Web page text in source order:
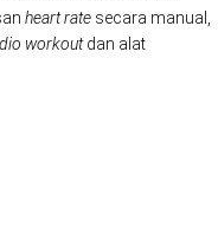
heart rate secara manual,
workoutdan alat